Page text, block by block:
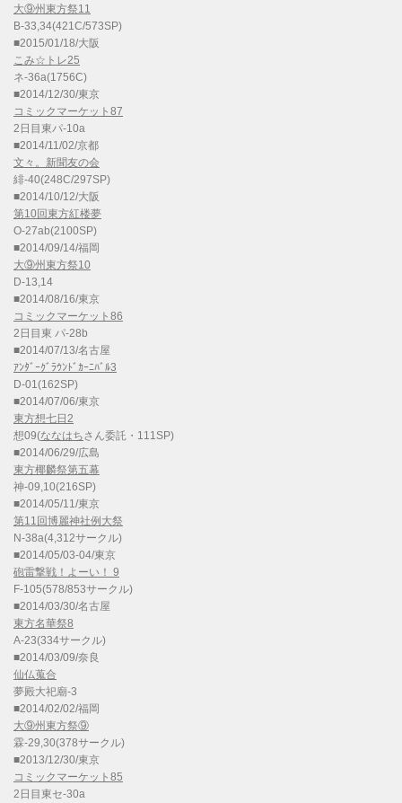
大⑨州東方祭11
B-33,34(421C/573SP)
■2015/01/18/大阪
こみ☆トレ25
ネ-36a(1756C)
■2014/12/30/東京
コミックマーケット87
2日目東パ-10a
■2014/11/02/京都
文々。新聞友の会
緋-40(248C/297SP)
■2014/10/12/大阪
第10回東方紅楼夢
O-27ab(2100SP)
■2014/09/14/福岡
大⑨州東方祭10
D-13,14
■2014/08/16/東京
コミックマーケット86
2日目東 パ-28b
■2014/07/13/名古屋
ｱﾝﾀﾞｰｸﾞﾗｳﾝﾄﾞｶｰﾆﾊﾞﾙ3
D-01(162SP)
■2014/07/06/東京
東方想七日2
想09(ななはちさん委託・111SP)
■2014/06/29/広島
東方椰麟祭第五幕
神-09,10(216SP)
■2014/05/11/東京
第11回博麗神社例大祭
N-38a(4,312サークル)
■2014/05/03-04/東京
砲雷撃戦！よーい！ 9
F-105(578/853サークル)
■2014/03/30/名古屋
東方名華祭8
A-23(334サークル)
■2014/03/09/奈良
仙仏蒐合
夢殿大祀廟-3
■2014/02/02/福岡
大⑨州東方祭⑨
霖-29,30(378サークル)
■2013/12/30/東京
コミックマーケット85
2日目東セ-30a